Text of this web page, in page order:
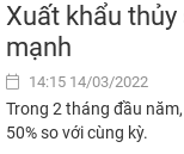
Xuất khẩu
mạnh
14:15 14/03/2022
Trong 2 tháng đầu
50% so với cùng kỳ.